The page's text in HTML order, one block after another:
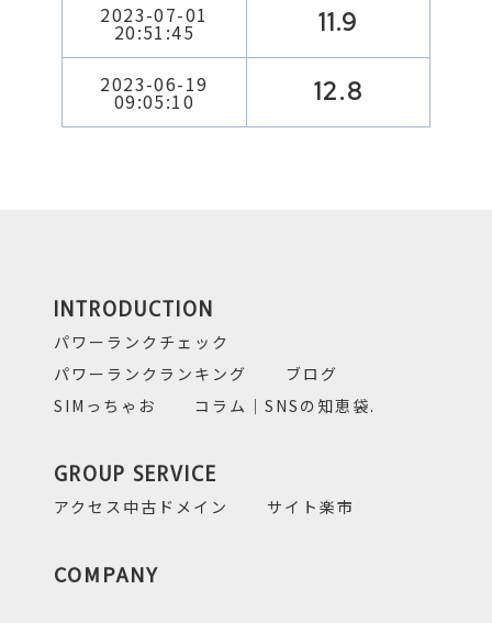
2023-07-01
20:51:45 11.9
2023-06-19
09:05:10 12.8
INTRODUCTION
パワーランクチェック
パワーランクランキング
ブログ
SIMっちゃお
コラム｜SNSの知恵袋.
GROUP SERVICE
アクセス中古ドメイン サイト楽市
COMPANY